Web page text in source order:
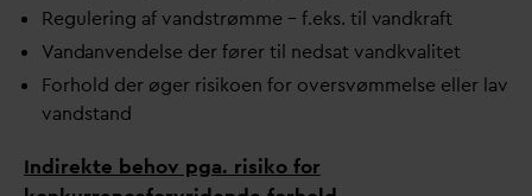
Regulering af vandstrømme – f.eks. til vandkraft
Vandanvendelse der fører til nedsat vandkvalitet
Forhold der øger risikoen for oversvømmelse eller lav
vandstand
Indirekte behov pga. risiko for